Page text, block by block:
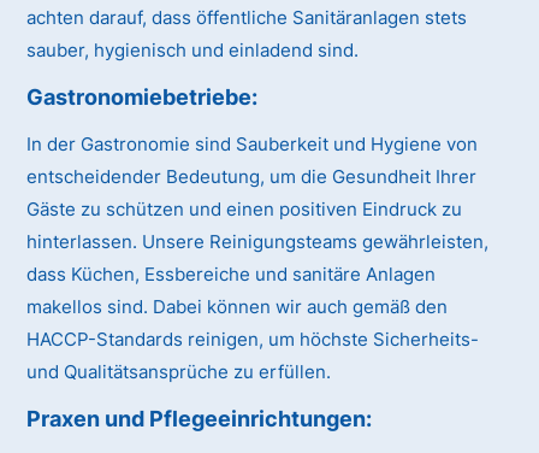
achten darauf, dass öffentliche Sanitäranlagen stets
sauber, hygienisch und einladend sind.
Gastronomiebetriebe:
In der Gastronomie sind Sauberkeit und Hygiene von
entscheidender Bedeutung, um die Gesundheit Ihrer
Gäste zu schützen und einen positiven Eindruck zu
hinterlassen. Unsere Reinigungsteams gewährleisten,
dass Küchen, Essbereiche und sanitäre Anlagen
makellos sind. Dabei können wir auch gemäß den
HACCP-Standards reinigen, um höchste Sicherheits-
und Qualitätsansprüche zu erfüllen.
Praxen und Pflegeeinrichtungen: